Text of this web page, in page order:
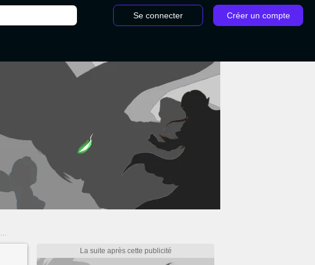
Se connecter Créer un compte